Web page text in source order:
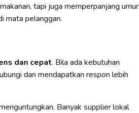
tapi juga memperpanjang umur
mata pelanggan.
dan cepat. Bila ada kebutuhan
dan mendapatkan respon lebih
Banyak supplier lokal